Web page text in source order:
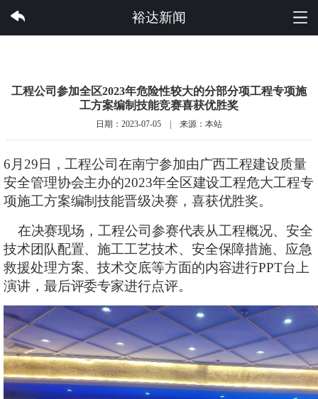
云开体育集团有限公司
裕达新闻
工程公司参加全区2023年危险性较大的分部分项工程专项施
工方案编制技能竞赛喜获优胜奖
日期：2023-07-05 | 来源：本站
6月29日，工程公司在南宁参加由广西工程建设质量
安全管理协会主办的2023年全区建设工程危大工程专
项施工方案编制技能晋级决赛 ，喜获优胜奖。
在决赛现场，工程公司参赛代表从工程概况、安全
技术团队配置、施工工艺技术、安全保障措施、应急
救援处理方案、技术交底等方面的内容进行PPT台上
演讲， 最后评委专家进行点评。